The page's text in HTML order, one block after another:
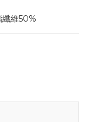
纖維50%